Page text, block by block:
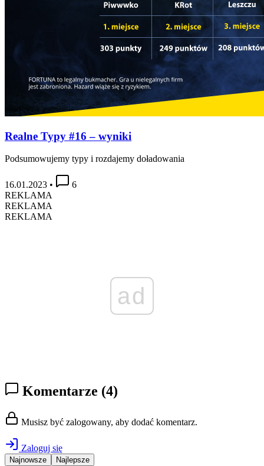
Realne Typy #16 – wyniki
Podsumowujemy typy i rozdajemy doładowania
16.01.2023 •
6
REKLAMA
REKLAMA
REKLAMA
ad
Komentarze (4)
Musisz być zalogowany, aby dodać komentarz.
Zaloguj się
Najnowsze Najlepsze